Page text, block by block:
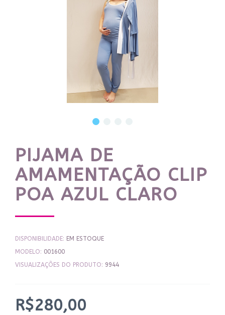
PIJAMA DE
AMAMENTAÇÃO CLIP
POA AZUL CLARO
DISPONIBILIDADE: EM ESTOQUE
MODELO: 001600
VISUALIZAÇÕES DO PRODUTO: 9944
R$280,00